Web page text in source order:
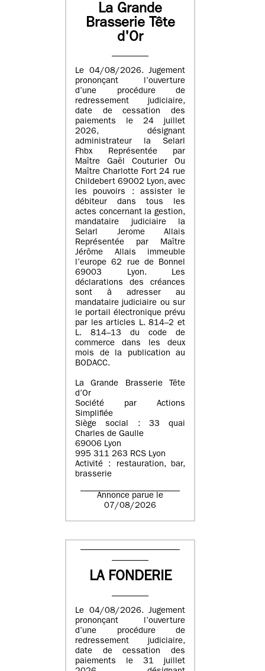
La Grande
Brasserie Tête
d'Or
Le 04/08/2026. Jugement
prononçant l’ouverture
d’une procédure de
redressement judiciaire,
date de cessation des
paiements le 24 juillet
2026, désignant
administrateur la Selarl
Fhbx Représentée par
Maître Gaël Couturier Ou
Maître Charlotte Fort 24 rue
Childebert 69002 Lyon, avec
les pouvoirs : assister le
débiteur dans tous les
actes concernant la gestion,
mandataire judiciaire la
Selarl Jerome Allais
Représentée par Maître
Jérôme Allais immeuble
l’europe 62 rue de Bonnel
69003 Lyon. Les
déclarations des créances
sont à adresser au
mandataire judiciaire ou sur
le portail électronique prévu
par les articles L. 814–2 et
L. 814–13 du code de
commerce dans les deux
mois de la publication au
BODACC.
La Grande Brasserie Tête
d’Or
Société par Actions
Simplifiée
Siège social : 33 quai
Charles de Gaulle
69006 Lyon
995 311 263 RCS Lyon
Activité : restauration, bar,
brasserie
Annonce parue le
07/08/2026
LA FONDERIE
Le 04/08/2026. Jugement
prononçant l’ouverture
d’une procédure de
redressement judiciaire,
date de cessation des
paiements le 31 juillet